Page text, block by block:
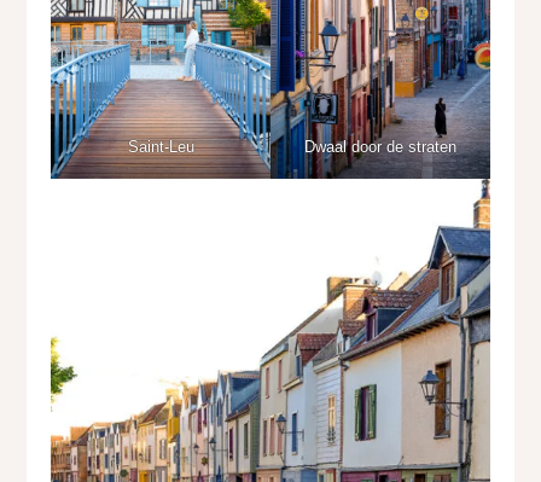
Saint-Leu Dwaal door de straten